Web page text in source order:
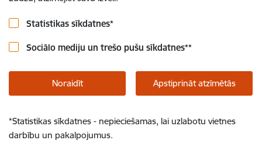
Statistikas sīkdatnes*
Sociālo mediju un trešo pušu sīkdatnes**
Noraidīt Apstiprināt atzīmētās
*Statistikas sīkdatnes - nepieciešamas, lai uzlabotu vietnes
darbību un pakalpojumus.